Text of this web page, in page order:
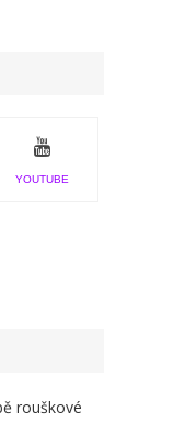
YOUTUBE
rouškové